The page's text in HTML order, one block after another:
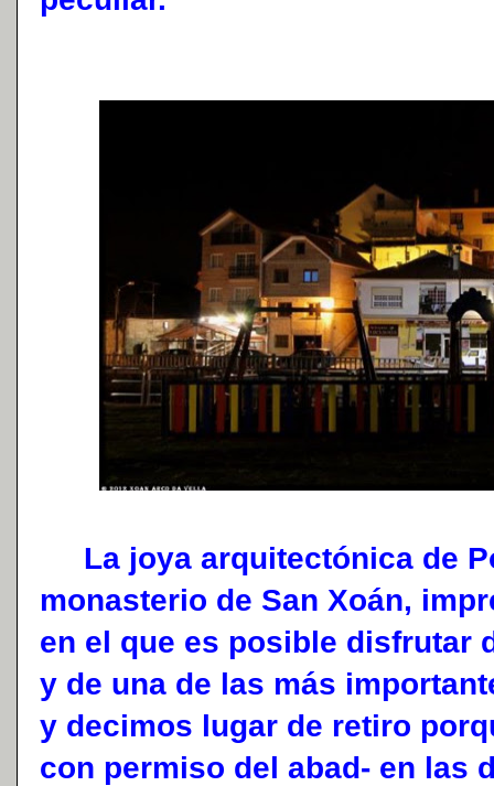
La joya arquitectónica de
monasterio de San Xoán,
en el que es posible disfrutar
y de una de las más
y decimos lugar de retiro
con permiso del abad- en las